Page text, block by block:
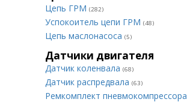
Цепь ГРМ (282)
Успокоитель цепи ГРМ (48)
Цепь маслонасоса (5)
Датчики двигателя
Датчик коленвала (68)
Датчик распредвала (63)
Ремкомплект пневмокомпрессора